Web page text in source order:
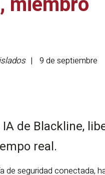
9 de septiembre
de Blackline,
real.
de seguridad conectada,